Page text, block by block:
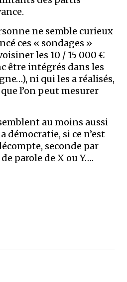
ne semble curieux
ces « sondages »
les 10 / 15 000 €
être intégrés dans les
ni qui les a réalisés,
l’on peut mesurer
au moins aussi
si ce n’est
seconde par
parole de X ou Y….